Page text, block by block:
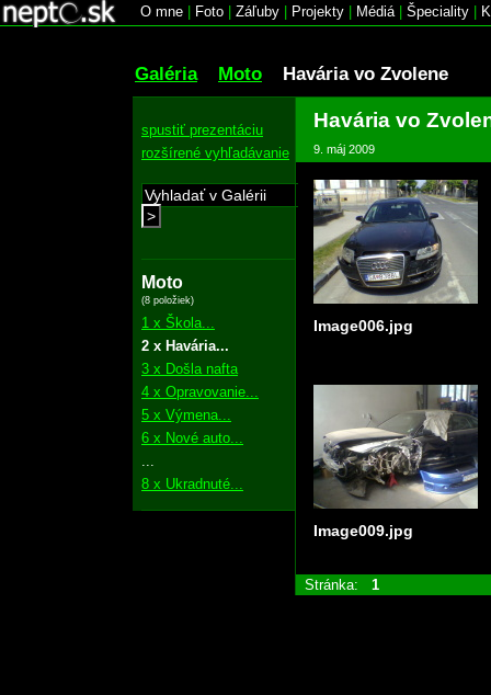
O mne Foto Záľuby Projekty Médiá| Špeciality
Galéria Moto Havária vo Zvolene
spustiť prezentáciu
rozšírené vyhľadávanie
>
Moto
(8 položiek)
1 x Škola...
2 x Havária...
3 x Došla nafta
4 x Opravovanie...
5 x Výmena...
6 x Nové auto...
8 x Ukradnuté...
Havária vo
9. máj 2009
Image006.jpg
Image009.jpg
Stránka: 1